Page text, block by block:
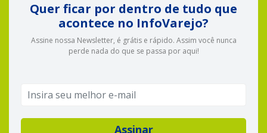
Quer ficar por dentro de tudo que
acontece no InfoVarejo?
Assine nossa Newsletter, é grátis e rápido. Assim você nunca
perde nada do que se passa por aqui!